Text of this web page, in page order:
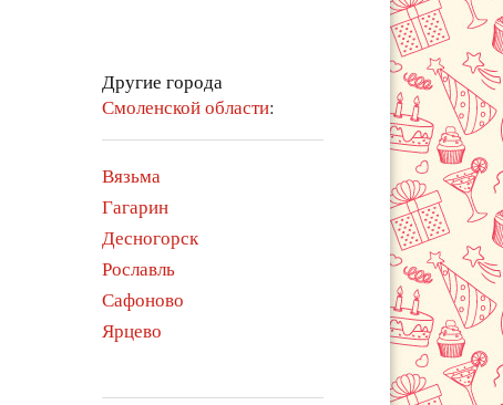
Другие города
Смоленской области:
Вязьма
Гагарин
Десногорск
Рославль
Сафоново
Ярцево